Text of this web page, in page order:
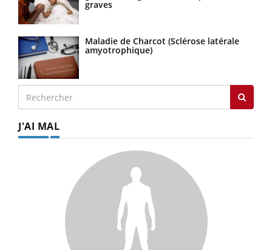
graves
Maladie de Charcot (Sclérose latérale
amyotrophique)
J'AI MAL